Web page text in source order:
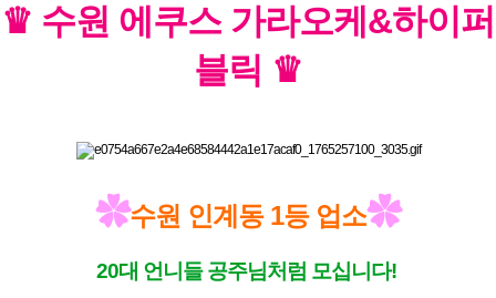
♛ 수원 에쿠스 가라오케&하이퍼
블릭 ♛
✿수원 인계동 1등 업소✿
20대 언니들 공주님처럼 모십니다!